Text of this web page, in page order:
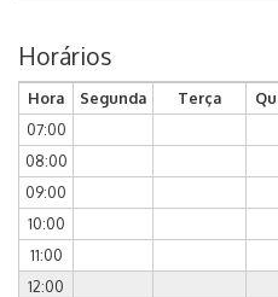
Horários
Hora Segunda Terça
07:00
08:00
09:00
10:00
11:00
12:00